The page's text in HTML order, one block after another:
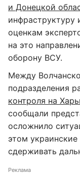
и Донецкой
инфраструктуру
оценкам
на это
оборону ВСУ.
Между
подразделения
контроля на
сообщали
осложнило
этом
сдерживать
Реклама